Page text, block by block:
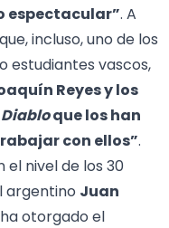
espectacular”. A
incluso, uno de los
estudiantes vascos,
Reyes y los
que los han
con ellos”.
nivel de los 30
argentino Juan
otorgado el